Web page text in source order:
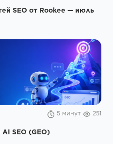
SEO от Rookee — июль
5 минут 251
SEO (GEO)